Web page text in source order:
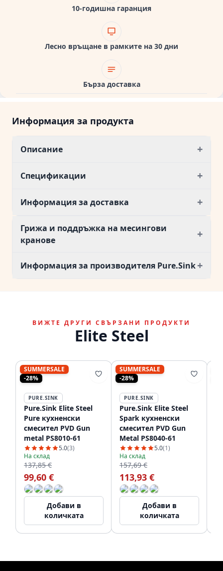
10-годишна гаранция
Лесно връщане в рамките на 30 дни
Бърза доставка
Информация за продукта
Описание +
Спецификации +
Информация за доставка +
Грижа и поддръжка на месингови
кранове
+
Информация за производителя Pure.Sink+
ВИЖТЕ ДРУГИ СВЪРЗАНИ ПРОДУКТИ
Elite Steel
SUMMERSALE
-28%
PURE.SINK
Pure.Sink Elite Steel
Pure кухненски
смесител PVD Gun
metal PS8010-61
5.0(3)
На склад
137,85 €
99,60 €
Добави в
количката
SUMMERSALE
-28%
PURE.SINK
Pure.Sink Elite Steel
Spark кухненски
смесител PVD Gun
Metal PS8040-61
5.0(1)
На склад
157,69 €
113,93 €
Добави в
количката